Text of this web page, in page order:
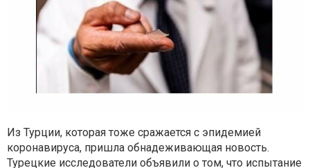
Из Турции, которая тоже сражается с эпидемией
коронавируса, пришла обнадеживающая новость.
Турецкие исследователи объявили о том, что испытание